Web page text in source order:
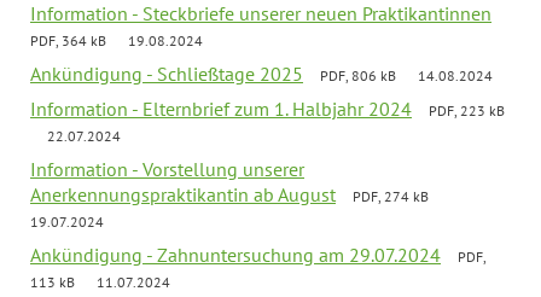
Information - Steckbriefe unserer neuen Praktikantinnen
PDF, 364 kB 19.08.2024
Ankündigung - Schließtage 2025 PDF, 806 kB 14.08.2024
Information - Elternbrief zum 1. Halbjahr 2024
PDF, 223 kB
22.07.2024
Information - Vorstellung unserer
Anerkennungspraktikantin ab August
PDF, 274 kB
19.07.2024
Ankündigung - Zahnuntersuchung am 29.07.2024
PDF,
113 kB
11.07.2024